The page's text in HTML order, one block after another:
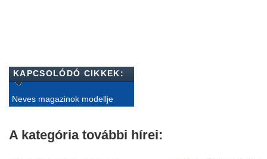
KAPCSOLÓDÓ CIKKEK:
Neves magazinok modellje
A kategória további hírei: